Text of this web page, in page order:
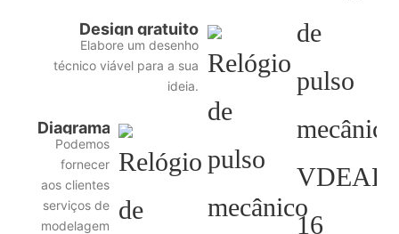
Design gratuito
Elabore um desenho
técnico viável para a sua
ideia.
Diagrama
de
design
3D
Podemos
fornecer
aos clientes
serviços de
modelagem